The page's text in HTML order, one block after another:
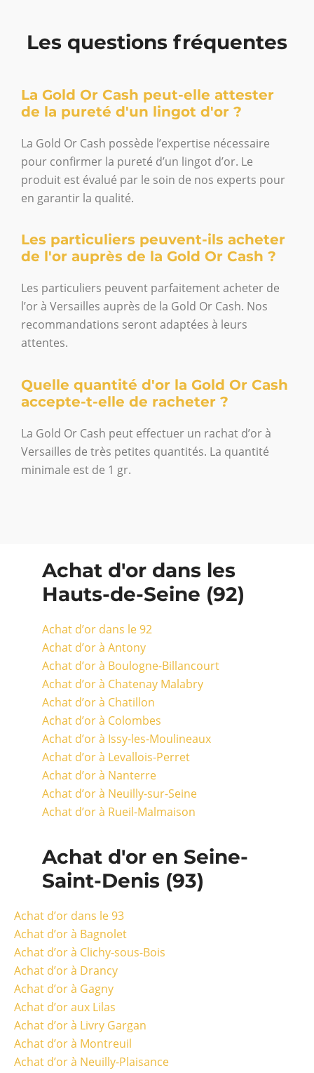
Les questions fréquentes
La Gold Or Cash peut-elle attester
de la pureté d'un lingot d'or ?
La Gold Or Cash possède l’expertise nécessaire
pour confirmer la pureté d’un lingot d’or. Le
produit est évalué par le soin de nos experts pour
en garantir la qualité.
Les particuliers peuvent-ils acheter
de l'or auprès de la Gold Or Cash ?
Les particuliers peuvent parfaitement acheter de
l’or à Versailles auprès de la Gold Or Cash. Nos
recommandations seront adaptées à leurs
attentes.
Quelle quantité d'or la Gold Or Cash
accepte-t-elle de racheter ?
La Gold Or Cash peut effectuer un rachat d’or à
Versailles de très petites quantités. La quantité
minimale est de 1 gr.
Achat d'or dans les
Hauts-de-Seine (92)
Achat d’or dans le 92
Achat d’or à Antony
Achat d’or à Boulogne-Billancourt
Achat d’or à Chatenay Malabry
Achat d’or à Chatillon
Achat d’or à Colombes
Achat d’or à Issy-les-Moulineaux
Achat d’or à Levallois-Perret
Achat d’or à Nanterre
Achat d’or à Neuilly-sur-Seine
Achat d’or à Rueil-Malmaison
Achat d'or en Seine-
Saint-Denis (93)
Achat d’or dans le 93
Achat d’or à Bagnolet
Achat d’or à Clichy-sous-Bois
Achat d’or à Drancy
Achat d’or à Gagny
Achat d’or aux Lilas
Achat d’or à Livry Gargan
Achat d’or à Montreuil
Achat d’or à Neuilly-Plaisance